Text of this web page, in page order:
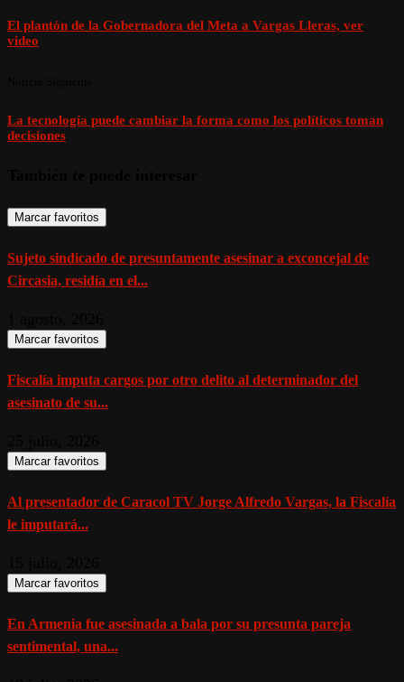
El plantón de la Gobernadora del Meta a Vargas Lleras, ver
video
La tecnología puede cambiar la forma como los políticos toman
decisiones
Marcar favoritos
Sujeto sindicado de presuntamente asesinar a exconcejal de
Circasia, residía en el...
Marcar favoritos
Fiscalía imputa cargos por otro delito al determinador del
asesinato de su...
Marcar favoritos
Al presentador de Caracol TV Jorge Alfredo Vargas, la Fiscalía
le imputará...
Marcar favoritos
En Armenia fue asesinada a bala por su presunta pareja
sentimental, una...